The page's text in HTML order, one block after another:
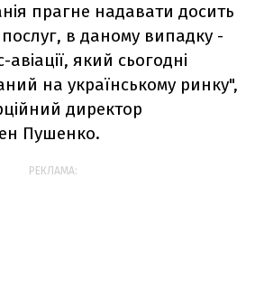
прагне надавати досить
в даному випадку -
авіації, який сьогодні
на українському ринку",
директор
Пушенко.
РЕКЛАМА: